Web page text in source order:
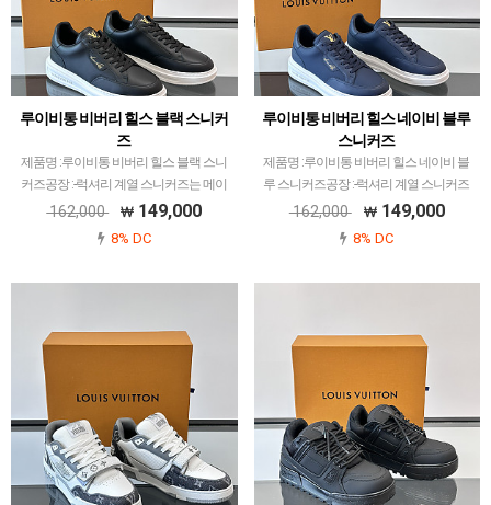
루이비통 비버리 힐스 블랙 스니커
즈
제품명 :루이비통 비버리 힐스 블랙 스니
커즈공장 :-​럭셔리 계열 스니커즈는 메이
저 공장에서 취급되는 모델 많이 없습니
가 현지에서 직접 발품 팔으며 체크하고
162,000 149,000
8% DC
루이비통 비버리 힐스 네이비 블루
스니커즈
제품명 :루이비통 비버리 힐스 네이비 블
루 스니커즈공장 :-​럭셔리 계열 스니커즈
는 메이저 공장에서 취급되는 모델 많이
장과제가 현지에서 직접 발품 팔으며 체크
162,000 149,000
8% DC